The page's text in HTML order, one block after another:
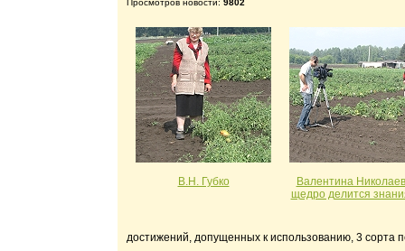
Просмотров новости: 9802
В.Н. Губко
Валентина
щедро делится
достижений, допущенных к использованию, 3 сорта